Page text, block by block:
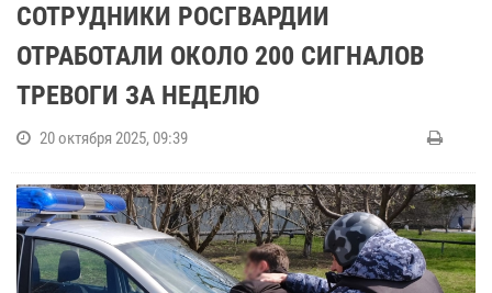
СОТРУДНИКИ РОСГВАРДИИ
ОТРАБОТАЛИ ОКОЛО 200 СИГНАЛОВ
ТРЕВОГИ ЗА НЕДЕЛЮ
20 октября 2025, 09:39